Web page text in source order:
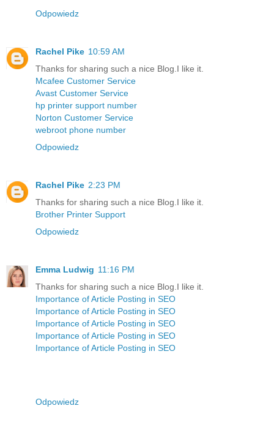
Odpowiedz
Rachel Pike 10:59 AM
Thanks for sharing such a nice Blog.I like it.
Mcafee Customer Service
Avast Customer Service
hp printer support number
Norton Customer Service
webroot phone number
Odpowiedz
Rachel Pike 2:23 PM
Thanks for sharing such a nice Blog.I like it.
Brother Printer Support
Odpowiedz
Emma Ludwig 11:16 PM
Thanks for sharing such a nice Blog.I like it.
Importance of Article Posting in SEO
Importance of Article Posting in SEO
Importance of Article Posting in SEO
Importance of Article Posting in SEO
Importance of Article Posting in SEO
Odpowiedz